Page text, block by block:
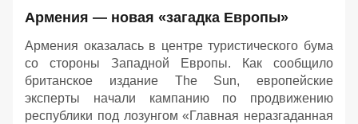
Армения — новая «загадка Европы»
Армения оказалась в центре туристического бума
со стороны Западной Европы. Как сообщило
британское издание The Sun, европейские
эксперты начали кампанию по продвижению
республики под лозунгом «Главная неразгаданная